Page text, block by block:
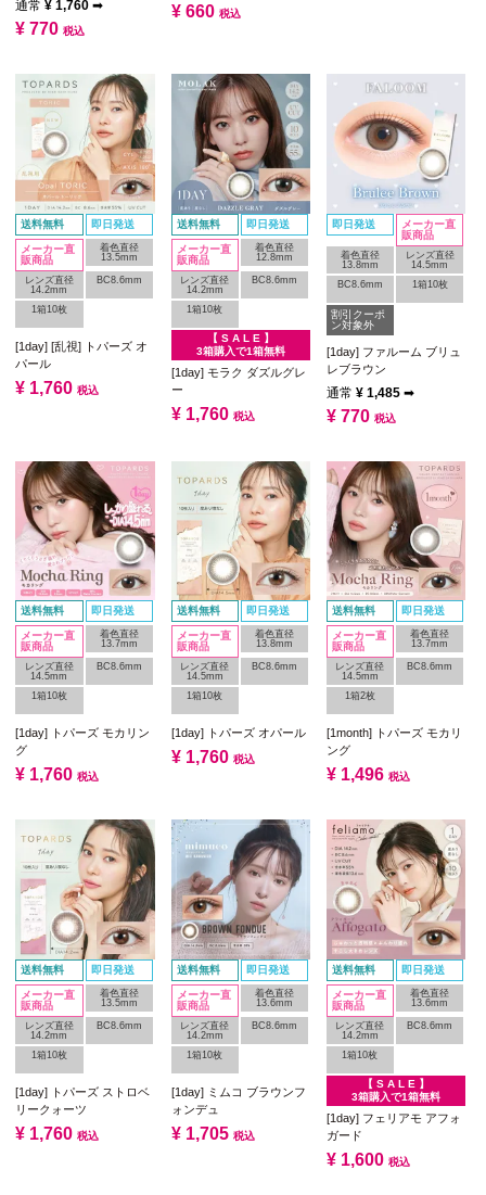
通常 ¥ 1,760 ➡
¥ 770 税込
¥ 660 税込
送料無料 即日発送
メーカー直
販商品
着色直径
13.5mm
レンズ直径
14.2mm
BC8.6mm
1箱10枚
[1day] [乱視] トパーズ オ
パール
¥ 1,760 税込
送料無料 即日発送
メーカー直
販商品
着色直径
12.8mm
レンズ直径
14.2mm
BC8.6mm
1箱10枚
【 S A L E 】
3箱購入で1箱無料
[1day] モラク ダズルグレ
ー
¥ 1,760 税込
即日発送
メーカー直
販商品
着色直径
13.8mm
レンズ直径
14.5mm
BC8.6mm
1箱10枚
割引クーポ
ン対象外
[1day] ファルーム ブリュ
レブラウン
通常 ¥ 1,485 ➡
¥ 770 税込
送料無料 即日発送
メーカー直
販商品
着色直径
13.7mm
レンズ直径
14.5mm
BC8.6mm
1箱10枚
[1day] トパーズ モカリン
グ
¥ 1,760 税込
送料無料 即日発送
メーカー直
販商品
着色直径
13.8mm
レンズ直径
14.5mm
BC8.6mm
1箱10枚
[1day] トパーズ オパール
¥ 1,760 税込
送料無料 即日発送
メーカー直
販商品
着色直径
13.7mm
レンズ直径
14.5mm
BC8.6mm
1箱2枚
[1month] トパーズ モカリ
ング
¥ 1,496 税込
送料無料 即日発送
メーカー直
販商品
着色直径
13.5mm
レンズ直径
14.2mm
BC8.6mm
1箱10枚
[1day] トパーズ ストロベ
リークォーツ
¥ 1,760 税込
送料無料 即日発送
メーカー直
販商品
着色直径
13.6mm
レンズ直径
14.2mm
BC8.6mm
1箱10枚
[1day] ミムコ ブラウンフ
ォンデュ
¥ 1,705 税込
送料無料 即日発送
メーカー直
販商品
着色直径
13.6mm
レンズ直径
14.2mm
BC8.6mm
1箱10枚
【 S A L E 】
3箱購入で1箱無料
[1day] フェリアモ アフォ
ガード
¥ 1,600 税込